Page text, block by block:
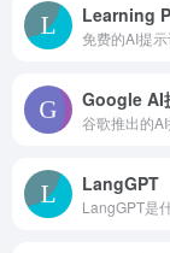
Learning
免费的AI提
Google AI
谷歌推出的
LangGPT